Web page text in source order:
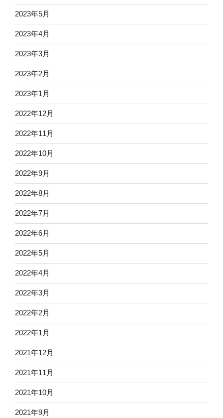
2023年5月
2023年4月
2023年3月
2023年2月
2023年1月
2022年12月
2022年11月
2022年10月
2022年9月
2022年8月
2022年7月
2022年6月
2022年5月
2022年4月
2022年3月
2022年2月
2022年1月
2021年12月
2021年11月
2021年10月
2021年9月